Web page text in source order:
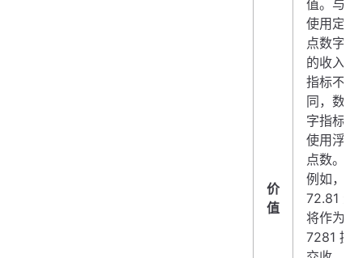
价
值
值。与
使用定
点数字
的收入
指标不
同，数
字指标
使用浮
点数。
例如，
72.81 元
将作为
7281 提